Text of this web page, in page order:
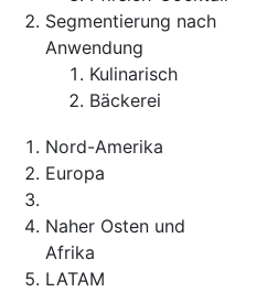
Segmentierung nach
Anwendung
Kulinarisch
Bäckerei
Nord-Amerika
Europa
Naher Osten und
Afrika
LATAM